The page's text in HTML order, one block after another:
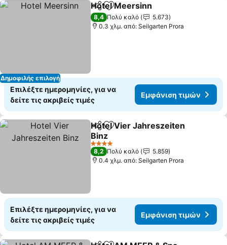
Δημοφιλής επιλογή
Κοινοποίηση
Προσθήκη στα αγαπημένα
Hotel Meersinn
8,4 Πολύ καλό
5.673
0.3 χλμ. από: Seilgarten Prora
Επιλέξτε ημερομηνίες, για να
δείτε τις ακριβείς τιμές
Εμφάνιση τιμών
Κοινοποίηση
Προσθήκη στα αγαπημένα
Hotel Vier Jahreszeiten
Binz
4 Αστέρια
8,2 Πολύ καλό
5.859
0.4 χλμ. από: Seilgarten Prora
Επιλέξτε ημερομηνίες, για να
δείτε τις ακριβείς τιμές
Εμφάνιση τιμών